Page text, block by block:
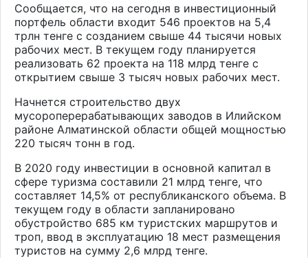
Сообщается, что на сегодня в инвестиционный
портфель области входит 546 проектов на 5,4
трлн тенге с созданием свыше 44 тысячи новых
рабочих мест. В текущем году планируется
реализовать 62 проекта на 118 млрд тенге с
открытием свыше 3 тысяч новых рабочих мест.
Начнется строительство двух
мусороперерабатывающих заводов в Илийском
районе Алматинской области общей мощностью
220 тысяч тонн в год.
В 2020 году инвестиции в основной капитал в
сфере туризма составили 21 млрд тенге, что
составляет 14,5% от республиканского объема. В
текущем году в области запланировано
обустройство 685 км туристских маршрутов и
троп, ввод в эксплуатацию 18 мест размещения
туристов на сумму 2,6 млрд тенге.